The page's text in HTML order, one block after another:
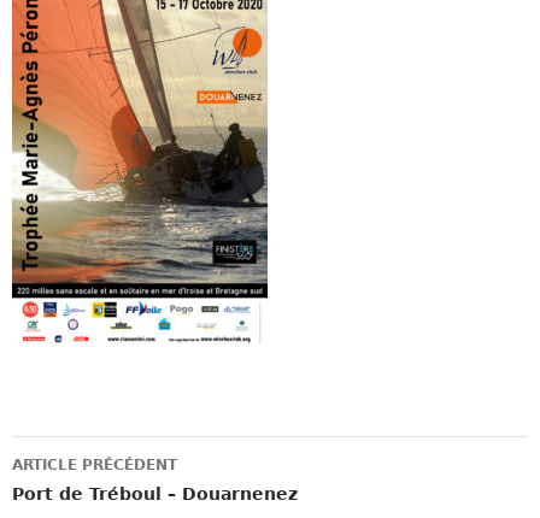
Navigation
des
ARTICLE PRÉCÉDENT
Port de Tréboul – Douarnenez